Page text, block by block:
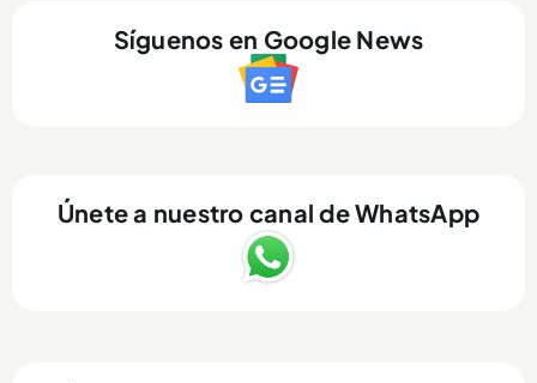
Síguenos en Google News
Únete a nuestro canal de WhatsApp